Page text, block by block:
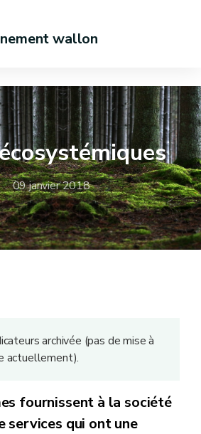
wallon
: 09 janvier 2018
archivée (pas de mise à
actuellement).
fournissent à la société
services qui ont une